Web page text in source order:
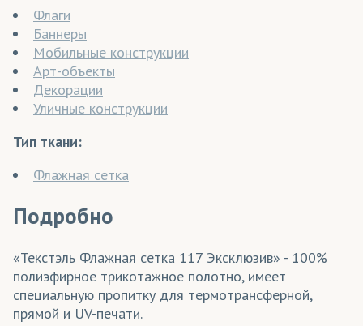
Флаги
Баннеры
Мобильные конструкции
Арт-объекты
Декорации
Уличные конструкции
Тип ткани:
Флажная сетка
Подробно
«Текстэль Флажная сетка 117 Эксклюзив» - 100%
полиэфирное трикотажное полотно, имеет
специальную пропитку для термотрансферной,
прямой и UV-печати.